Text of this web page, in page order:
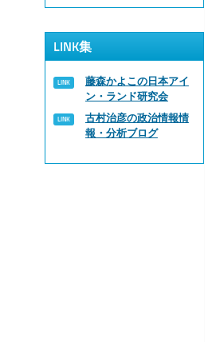
LINK集
藤森かよこの日本アイ
ン・ランド研究会
古村治彦の政治情報情
報・分析ブログ